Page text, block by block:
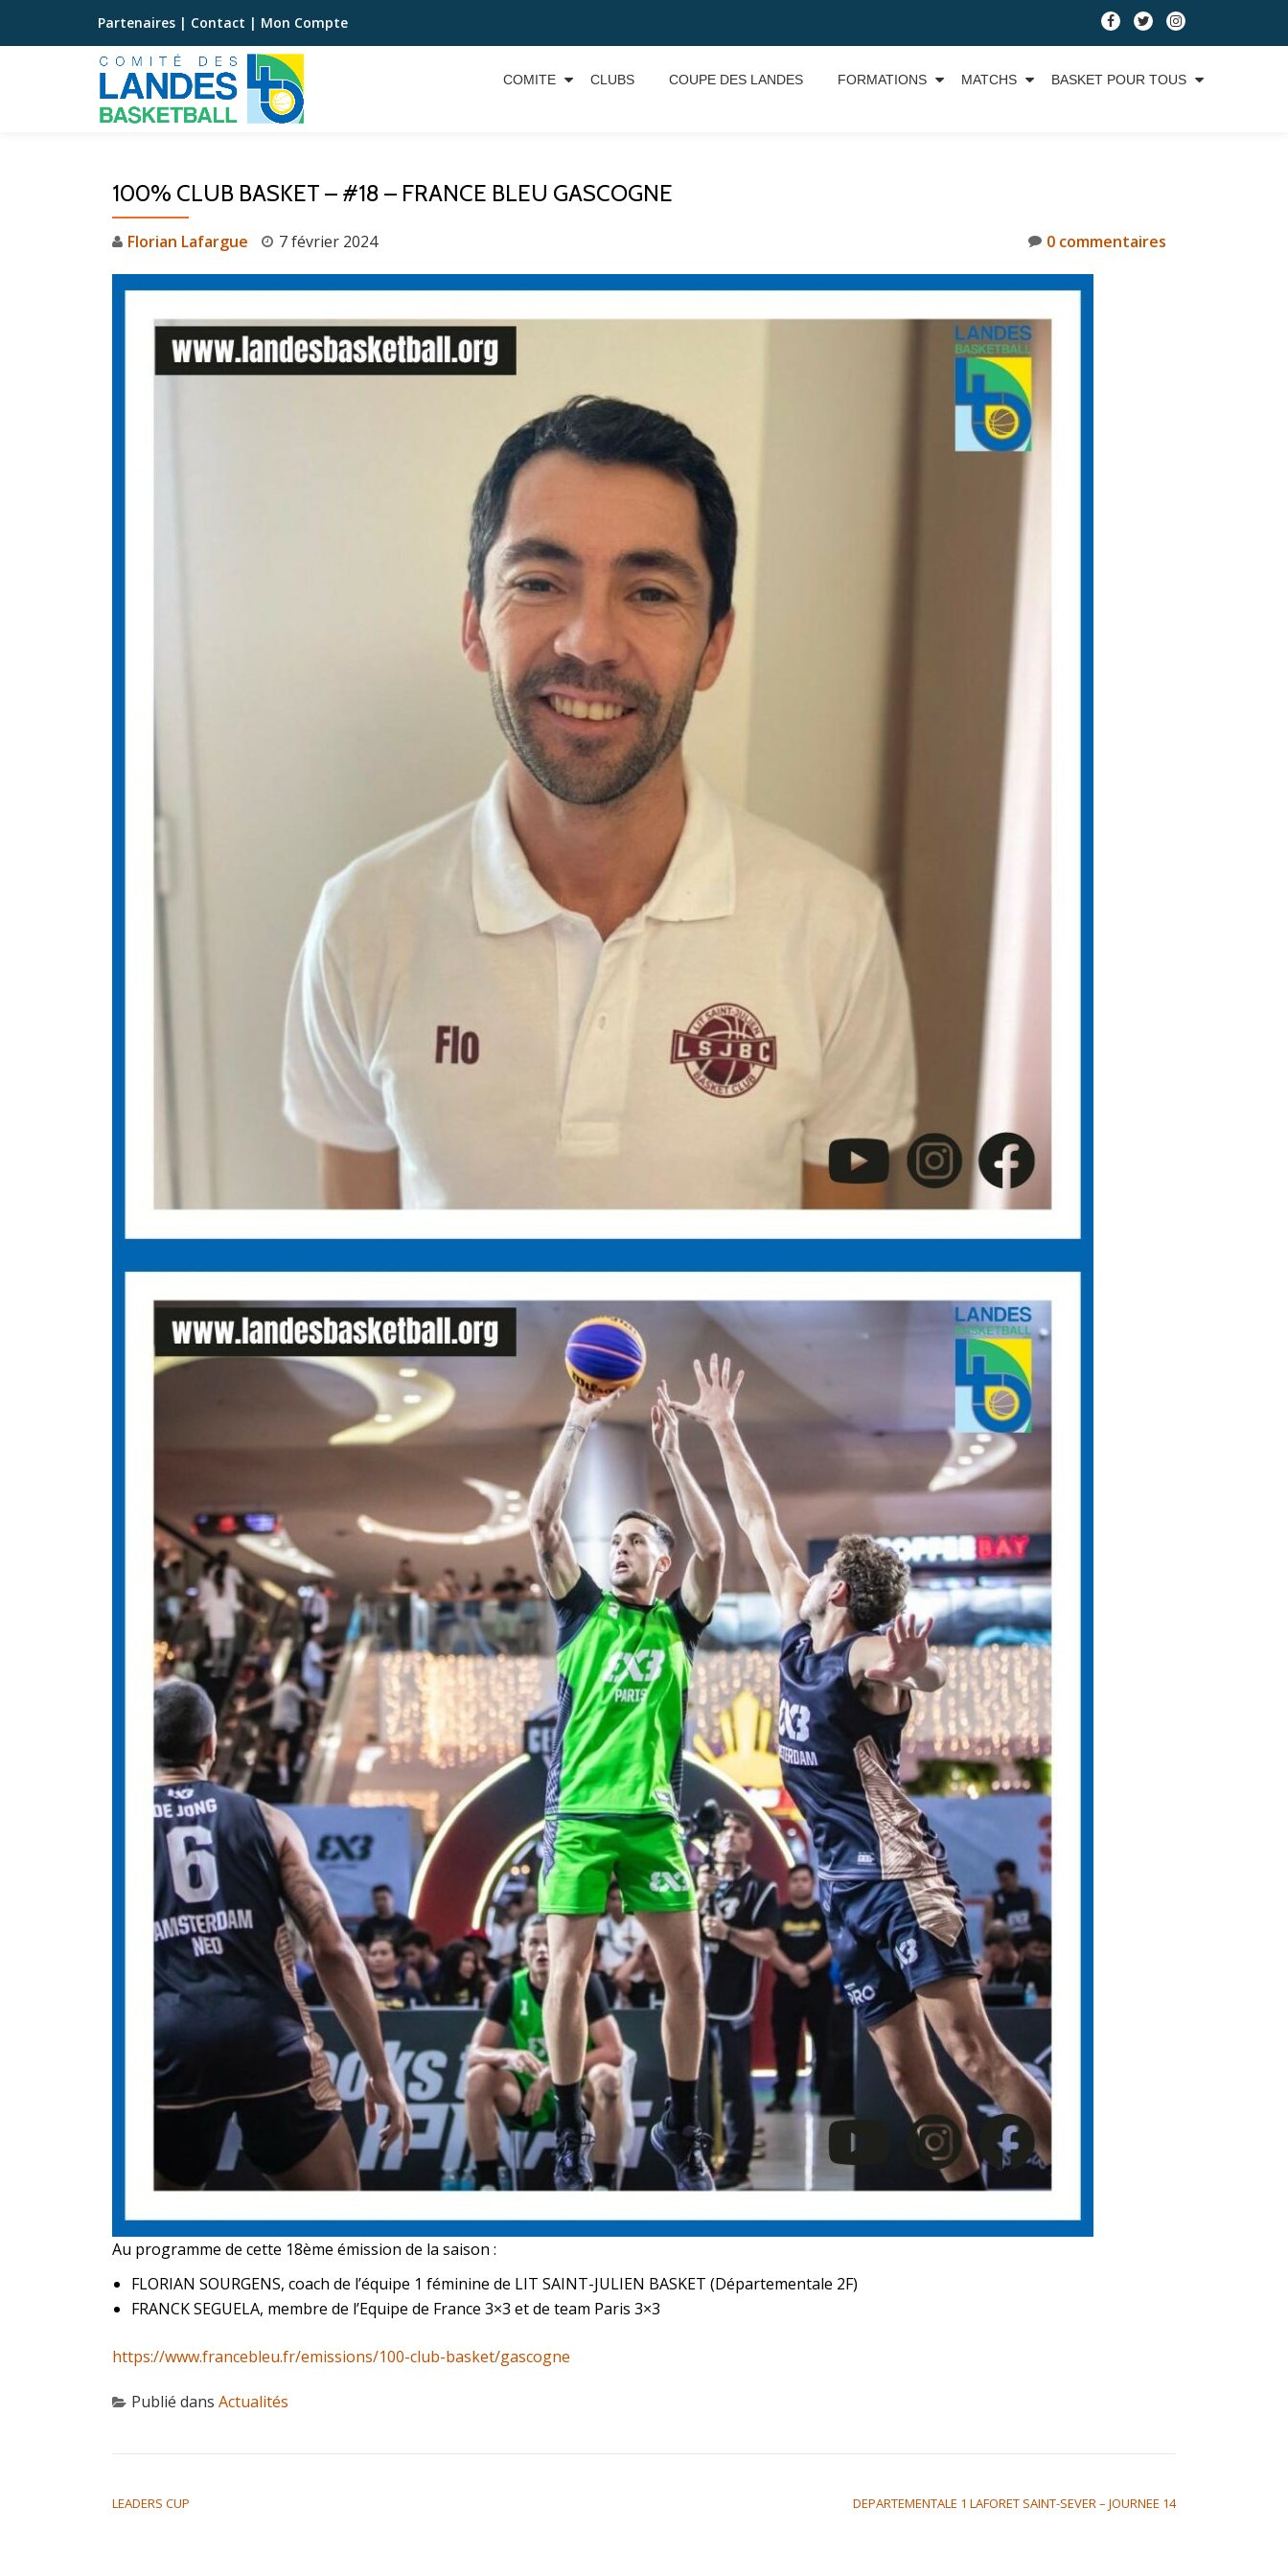
Aller
Partenaires | Contact | Mon Compte
COMITE CLUBS COUPE DES LANDES FORMATIONS MATCHS BASKET POUR TOUS
100% CLUB BASKET – #18 – FRANCE BLEU GASCOGNE
Florian Lafargue 7 février 2024 0 commentaires
Au programme de cette 18ème émission de la saison :
FLORIAN SOURGENS, coach de l’équipe 1 féminine de LIT SAINT-JULIEN BASKET (Départementale 2F)
FRANCK SEGUELA, membre de l’Equipe de France 3×3 et de team Paris 3×3
https://www.francebleu.fr/emissions/100-club-basket/gascogne
Publié dans Actualités
LEADERS CUP DEPARTEMENTALE 1 LAFORET SAINT-SEVER – JOURNEE 14